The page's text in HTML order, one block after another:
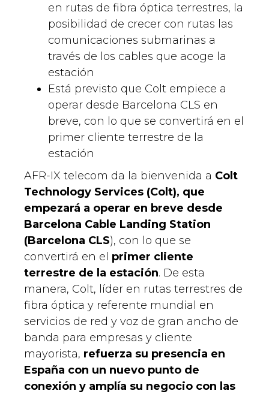
en rutas de fibra óptica terrestres, la
posibilidad de crecer con rutas las
comunicaciones submarinas a
través de los cables que acoge la
estación
Está previsto que Colt empiece a
operar desde Barcelona CLS en
breve, con lo que se convertirá en el
primer cliente terrestre de la
estación
AFR-IX telecom da la bienvenida a Colt
Technology Services (Colt), que
empezará a operar en breve desde
Barcelona Cable Landing Station
(Barcelona CLS), con lo que se
convertirá en el primer cliente
terrestre de la estación. De esta
manera, Colt, líder en rutas terrestres de
fibra óptica y referente mundial en
servicios de red y voz de gran ancho de
banda para empresas y cliente
mayorista, refuerza su presencia en
España con un nuevo punto de
conexión y amplía su negocio con las